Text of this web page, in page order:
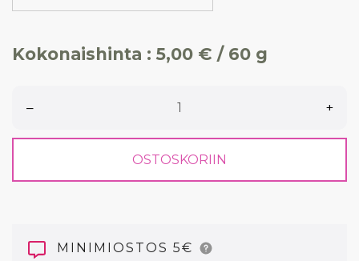
Kokonaishinta : 5,00 € / 60 g
– +
OSTOSKORIIN
MINIMIOSTOS 5€